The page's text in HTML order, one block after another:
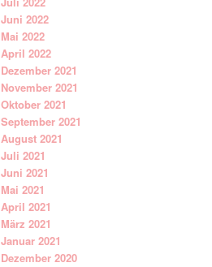
Juni 2022
Mai 2022
April 2022
Dezember 2021
November 2021
Oktober 2021
September 2021
August 2021
Juli 2021
Juni 2021
Mai 2021
April 2021
März 2021
Januar 2021
Dezember 2020